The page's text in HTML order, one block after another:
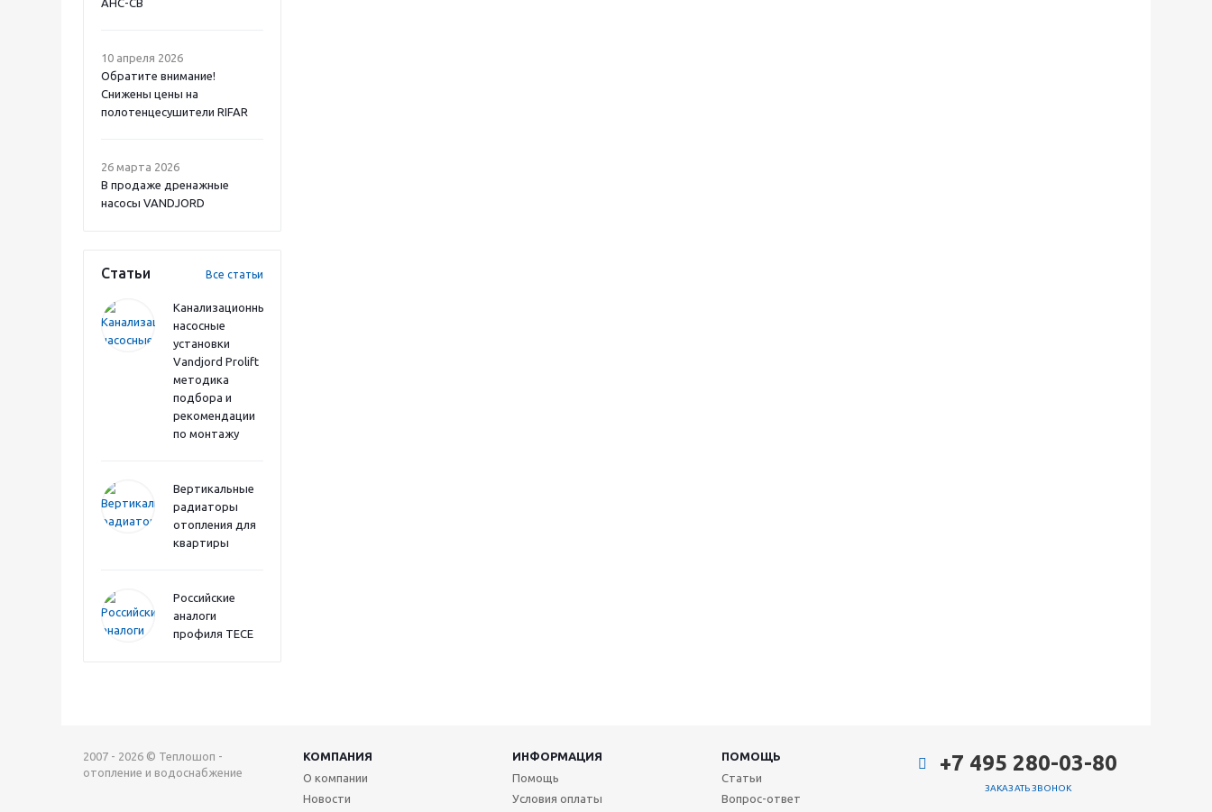
АНС-СВ
10 апреля 2026
Обратите внимание!
Снижены цены на
полотенцесушители RIFAR
26 марта 2026
В продаже дренажные
насосы VANDJORD
Статьи Все статьи
Канализационные
насосные
установки
Vandjord Prolift
методика
подбора и
рекомендации
по монтажу
Вертикальные
радиаторы
отопления для
квартиры
Российские
аналоги
профиля TECE
2007 - 2026 © Теплошоп -
отопление и водоснабжение
КОМПАНИЯ ИНФОРМАЦИЯ
ПОМОЩЬ
О компании
Новости
Помощь
Условия оплаты
Статьи
Вопрос-ответ
+7 495 280-03-80
ЗАКАЗАТЬ ЗВОНОК